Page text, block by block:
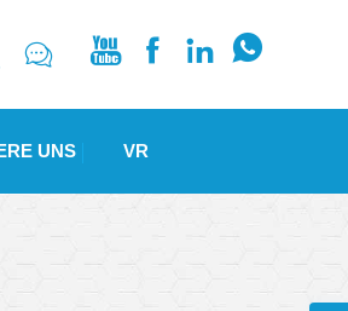
    
UNS VR